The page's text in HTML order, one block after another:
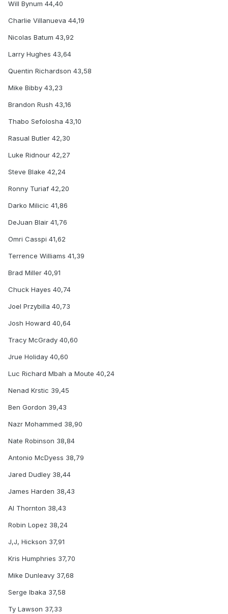
Will Bynum 44,40
Charlie Villanueva 44,19
Nicolas Batum 43,92
Larry Hughes 43,64
Quentin Richardson 43,58
Mike Bibby 43,23
Brandon Rush 43,16
Thabo Sefolosha 43,10
Rasual Butler 42,30
Luke Ridnour 42,27
Steve Blake 42,24
Ronny Turiaf 42,20
Darko Milicic 41,86
DeJuan Blair 41,76
Omri Casspi 41,62
Terrence Williams 41,39
Brad Miller 40,91
Chuck Hayes 40,74
Joel Przybilla 40,73
Josh Howard 40,64
Tracy McGrady 40,60
Jrue Holiday 40,60
Luc Richard Mbah a Moute 40,24
Nenad Krstic 39,45
Ben Gordon 39,43
Nazr Mohammed 38,90
Nate Robinson 38,84
Antonio McDyess 38,79
Jared Dudley 38,44
James Harden 38,43
Al Thornton 38,43
Robin Lopez 38,24
J,J, Hickson 37,91
Kris Humphries 37,70
Mike Dunleavy 37,68
Serge Ibaka 37,58
Ty Lawson 37,33